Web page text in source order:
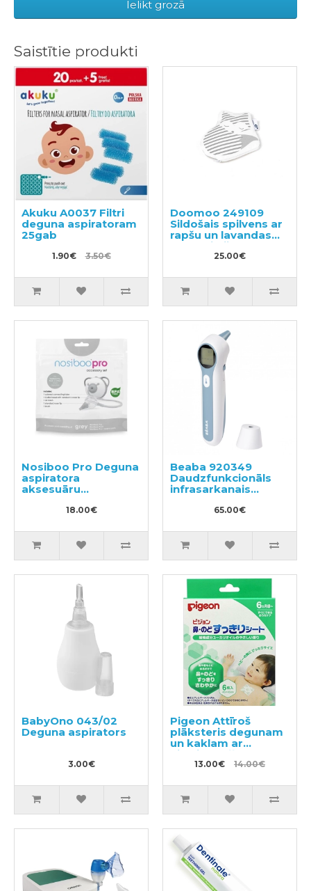
Ielikt grozā
Saistītie produkti
Akuku A0037 Filtri
deguna aspiratoram
25gab
1.90€ 3.50€
Doomoo 249109
Sildošais spilvens ar
rapšu un lavandas
sēklu pildijumu
25.00€
Nosiboo Pro Deguna
aspiratora
aksesuāru
18.00€
Beaba 920349
Daudzfunkcionāls
infrasarkanais
termometrs
65.00€
BabyOno 043/02
Deguna aspirators
3.00€
Pigeon Attīroš
plāksteris degunam
un kaklam ar
eikalipta eļļu no 6+
mēnešiem 6gab
13.00€ 14.00€